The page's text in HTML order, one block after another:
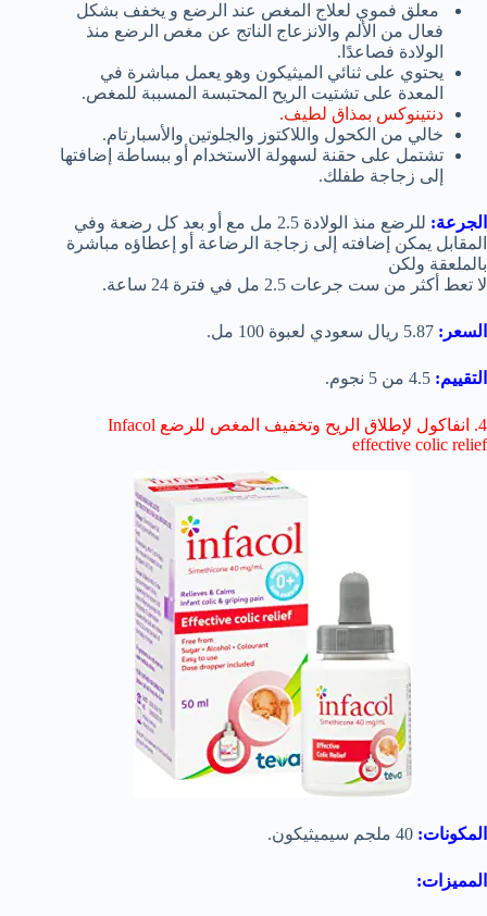
معلق فموي لعلاج المغص عند الرضع و يخفف بشكل
فعال من الألم والانزعاج الناتج عن مغص الرضع منذ
الولادة فصاعدًا.
يحتوي على ثنائي الميثيكون وهو يعمل مباشرة في
المعدة على تشتيت الريح المحتبسة المسببة للمغص.
دنتينوكس بمذاق لطيف.
خالي من الكحول واللاكتوز والجلوتين والأسبارتام.
تشتمل على حقنة لسهولة الاستخدام أو ببساطة إضافتها
إلى زجاجة طفلك.
الجرعة:
للرضع منذ الولادة 2.5 مل مع أو بعد كل رضعة وفي
المقابل يمكن إضافته إلى زجاجة الرضاعة أو إعطاؤه مباشرة
بالملعقة ولكن
لا تعط أكثر من ست جرعات 2.5 مل في فترة 24 ساعة.
السعر:
التقييم: 4.5 من 5 نجوم.
4. انفاكول لإطلاق الريح وتخفيف المغص للرضع Infacol
effective colic relief
المكونات:
المميزات: